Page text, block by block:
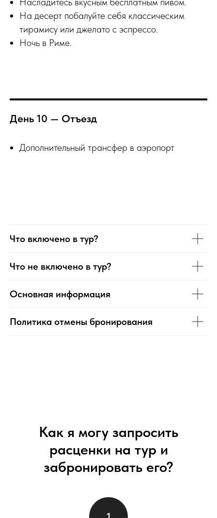
На десерт побалуйте себя классическим
тирамису или джелато с эспрессо.
Ночь в Риме.
День 10 — Отъезд
Дополнительный трансфер в аэропорт
Что включено в тур?
Что не включено в тур?
Основная информация
Политика отмены бронирования
Как я могу запросить
расценки на тур и
забронировать его?